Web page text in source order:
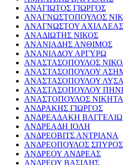
ΑΝΑΓΙΩΤΟΣ ΓΙΩΡΓΟΣ
ΑΝΑΓΝΩΣΤΟΠΟΥΛΟΣ
ΑΝΑΓΝΩΣΤΟΥ ΑΧΙΛΛΕΑΣ
ΑΝΑΔΙΩΤΗΣ ΝΙΚΟΣ
ΑΝΑΝΙΑΔΗΣ ΑΝΘΙΜΟΣ
ΑΝΑΝΙΑΔΟΥ ΑΡΓΥΡΩ
ΑΝΑΣΤΑΣΟΠΟΥΛΟΣ
ΑΝΑΣΤΑΣΟΠΟΥΛΟΥ
ΑΝΑΣΤΑΣΟΠΟΥΛΟΥ
ΑΝΑΣΤΑΣΟΠΟΥΛΟΥ
ΑΝΑΣΤΟΠΟΥΛΟΣ
ΑΝΔΡΑΚΗΣ ΓΙΩΡΓΟΣ
ΑΝΔΡΕΑΔΑΚΗ ΒΑΓΓΕΛΙΩ
ΑΝΔΡΕΑΔΗ ΙΟΛΗ
ΑΝΔΡΕΟΒΙΤΣ ΑΝΤΡΙΑΝΑ
ΑΝΔΡΕΟΠΟΥΛΟΣ ΣΠΥΡΟΣ
ΑΝΔΡΕΟΥ ΑΝΔΡΕΑΣ
ΑΝΔΡΕΟΥ ΒΑΣΙΛΗΣ